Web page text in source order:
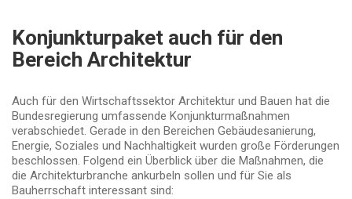
Konjunkturpaket auch für den
Bereich Architektur
Auch für den Wirtschaftssektor Architektur und Bauen hat die
Bundesregierung umfassende Konjunkturmaßnahmen
verabschiedet. Gerade in den Bereichen Gebäudesanierung,
Energie, Soziales und Nachhaltigkeit wurden große Förderungen
beschlossen. Folgend ein Überblick über die Maßnahmen, die
die Architekturbranche ankurbeln sollen und für Sie als
Bauherrschaft interessant sind: